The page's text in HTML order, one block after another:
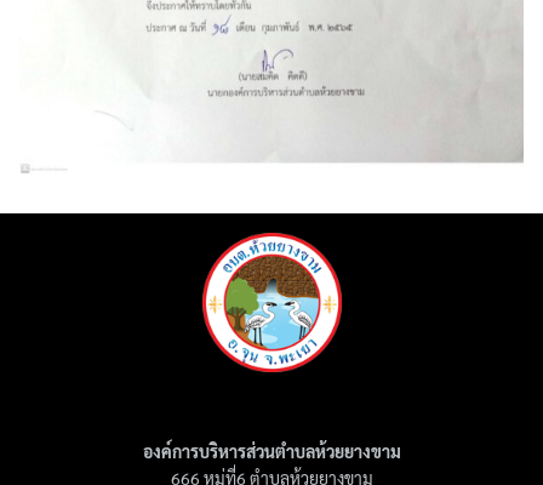
องค์การบริหารส่วนตำบลห้วยยางขาม
666 หมู่ที่6 ตำบลห้วยยางขาม